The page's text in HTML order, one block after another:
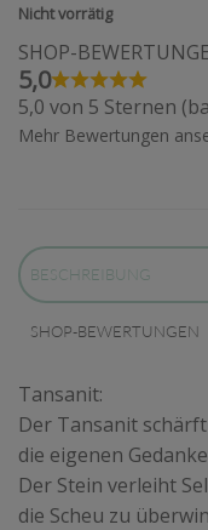
Nicht vorrätig
SHOP-
5,0
5,0 von 5 Sternen
Mehr Bewertungen
BESCHREIBUNG
SHOP-BEWERTUNGEN
Tansanit:
Der Tansanit
die eigenen
Der Stein verleiht
die Scheu zu